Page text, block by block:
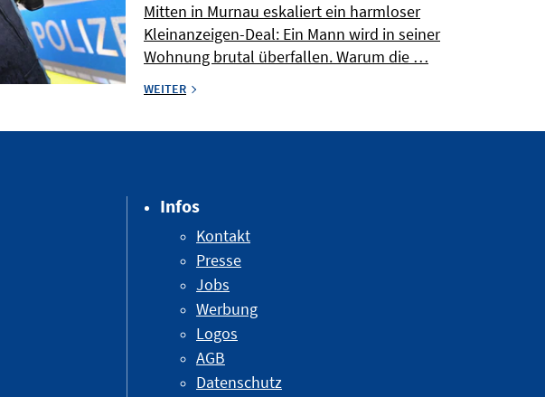
Mitten in Murnau eskaliert ein harmloser
Kleinanzeigen-Deal: Ein Mann wird in seiner
Wohnung brutal überfallen. Warum die …
WEITER
Infos
Kontakt
Presse
Jobs
Werbung
Logos
AGB
Datenschutz